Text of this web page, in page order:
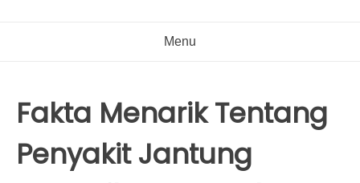
Menu
Fakta Menarik Tentang
Penyakit Jantung